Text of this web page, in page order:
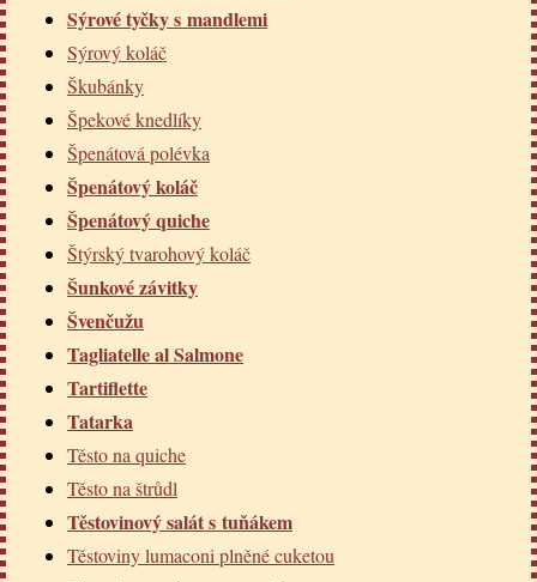
Sýrové tyčky s mandlemi
Sýrový koláč
Škubánky
Špekové knedlíky
Špenátová polévka
Špenátový koláč
Špenátový quiche
Štýrský tvarohový koláč
Šunkové závitky
Švenčužu
Tagliatelle al Salmone
Tartiflette
Tatarka
Těsto na quiche
Těsto na štrůdl
Těstovinový salát s tuňákem
Těstoviny lumaconi plněné cuketou